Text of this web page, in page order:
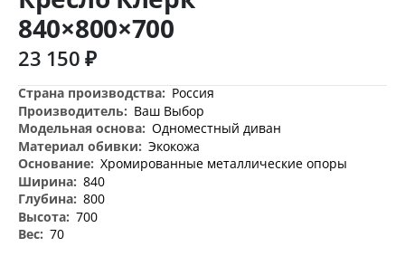
галереи
изображений
840×800×700
23 150 ₽
Дополнительная
информация
Россия
Ваш Выбор
Одноместный диван
Экокожа
Хромированные металлические опоры
840
800
700
70